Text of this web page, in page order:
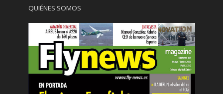
QUIÉNES SOMOS